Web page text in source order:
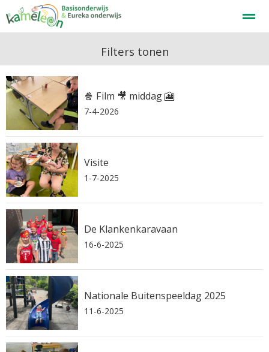
Home Zoeken Nieuws
Filters tonen
🍿 Film 🎥 middag 🎦
7-4-2026
Visite
1-7-2025
De Klankenkaravaan
16-6-2025
Nationale Buitenspeeldag 2025
11-6-2025